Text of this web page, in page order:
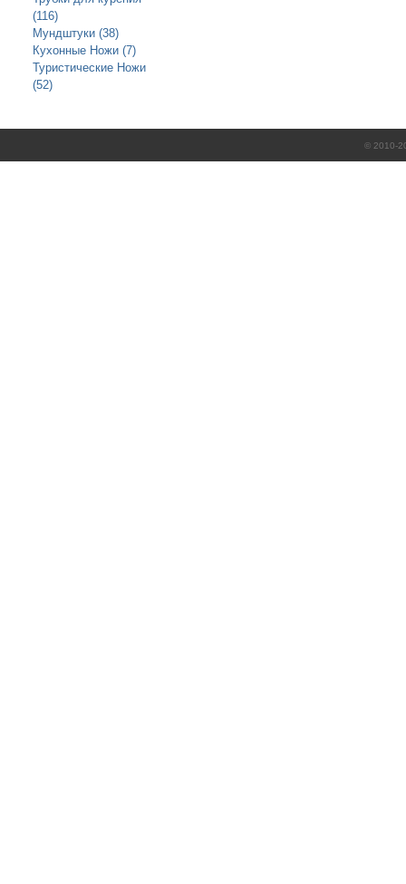
(116)
Мундштуки (38)
Кухонные Ножи (7)
Туристические Ножи
(52)
© 2010-